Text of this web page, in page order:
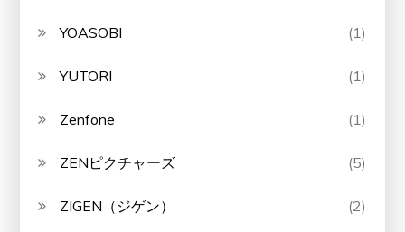
YOASOBI (1)
YUTORI (1)
Zenfone (1)
ZENピクチャーズ (5)
ZIGEN（ジゲン） (2)